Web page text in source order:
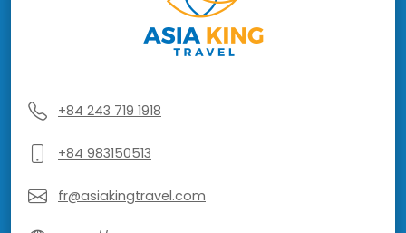
+84 243 719 1918
+84 983150513
fr@asiakingtravel.com